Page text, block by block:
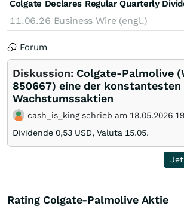
Colgate Declares Regular Quarterly
11.06.26 Business Wire (engl.)
Forum
Diskussion: Colgate-Palmolive
850667) eine der konstantesten
Wachstumssaktien
cash_is_king schrieb am 18.05.2026
Dividende 0,53 USD, Valuta 15.05.
Rating Colgate-Palmolive Aktie